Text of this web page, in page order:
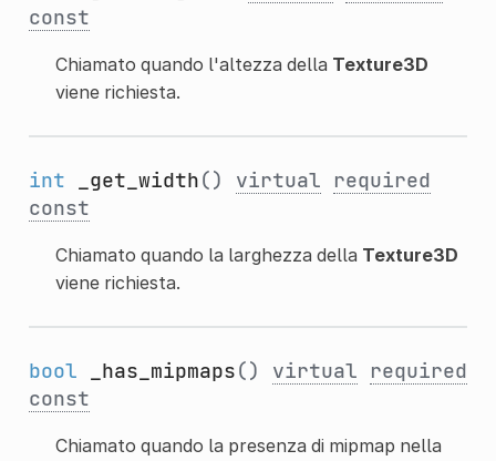
const
Chiamato quando l'altezza della Texture3D
viene richiesta.
int _get_width() virtual
required
const
Chiamato quando la larghezza della Texture3D
viene richiesta.
bool _has_mipmaps() virtual
required
const
Chiamato quando la presenza di mipmap nella